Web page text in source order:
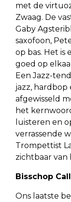
met de
Zwaag. De
Gaby
saxofoon,
op bas. Het
goed op
Een Jazz-
jazz, hardbop
afgewisseld
het
luisteren en
verrassende
Trompettist
zichtbaar van
Bisschop
Ons laatste